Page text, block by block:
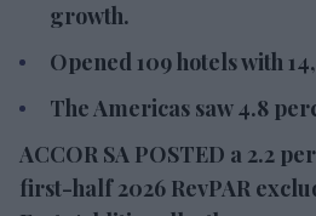
ACCOR SA POSTED a 2.2
half 2026 RevPAR excluding
Additionally, the group
Revenue rose 3 percent at
$3.18 billion, while recurring